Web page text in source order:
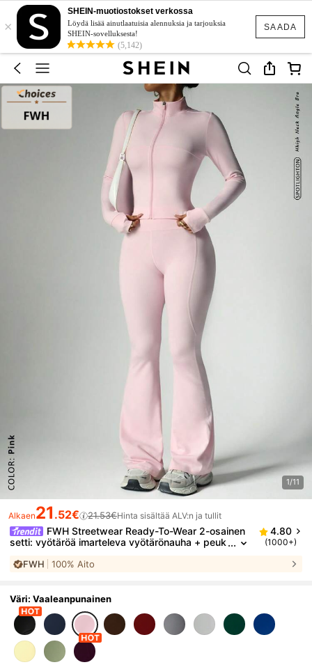
SAADA
×
SHEIN-muotiostokset verkossa
Löydä lisää ainutlaatuisia alennuksia ja tarjouksia
SHEIN-sovelluksesta!
(5,142)
1/11
Alkaen21 .52€ 21.53€Hinta sisältää ALV:n ja tullit
FWH Streetwear Ready-To-Wear 2-osainen
setti: vyötäröä imarteleva vyötärönauha + peuk
juhousut, naisten urheilullinen 2-osainen setti
4.80
(1000+)
FWH 100% Aito
Väri: Vaaleanpunainen